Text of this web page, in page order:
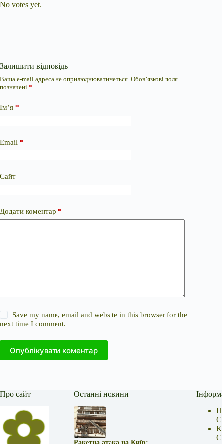
No votes yet.
Залишити відповідь
Ваша e-mail адреса не оприлюднюватиметься. Обов’язкові поля
позначені *
Ім’я *
Email *
Сайт
Додати коментар *
Save my name, email and website in this browser for the
next time I comment.
Опублікувати коментар
Про сайт Останні новини
Ракетна атака на Київ: